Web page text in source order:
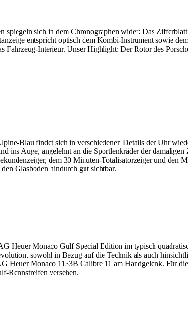
sich in dem Chronographen wider: Das
entspricht optisch dem Kombi­-Instrument sowie
Fahrzeug-Interieur. Unser Highlight: Der Rotor des
Blau findet sich in verschiedenen Details der Uhr
ins Auge, angelehnt an die Sportlenkräder der
dem 30 Minuten-Totalisatorzeiger und den
Glasboden hindurch gut sichtbar.
Heuer Monaco Gulf Special Edition im typisch
sowohl in Bezug auf die Technik als auch
Heuer Monaco 1133B Calibre 11 am Handgelenk. Für
Rennstreifen versehen.